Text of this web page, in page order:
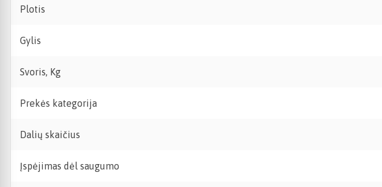
Plotis
Gylis
Svoris, Kg
Prekės kategorija
Dalių skaičius
Įspėjimas dėl saugumo